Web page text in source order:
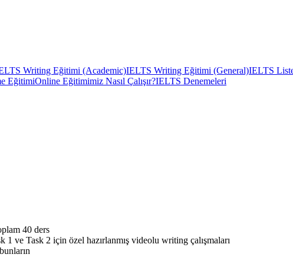
Writing Eğitimi (Academic)IELTS Writing Eğitimi (General)IELTS
EğitimiOnline Eğitimimiz Nasıl Çalışır?IELTS Denemeleri
40 ders
ve Task 2 için özel hazırlanmış videolu writing çalışmaları